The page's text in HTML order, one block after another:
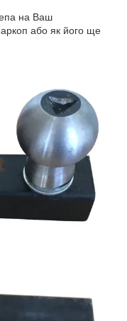
на Ваш
або як його ще